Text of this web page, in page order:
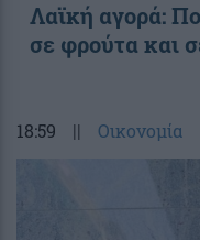
Λαϊκή αγορά:
σε φρούτα και
18:59 || Οικονομία